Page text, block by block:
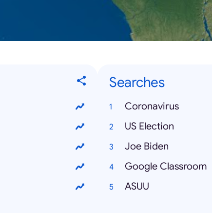
Searches
Coronavirus
US Election
Joe Biden
Google Classroom
ASUU